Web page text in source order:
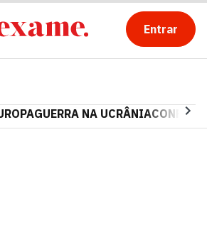
Entrar
GUERRA NA UCRÂNIA